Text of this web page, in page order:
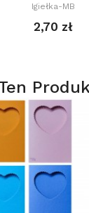
Igiełka-MB
2,70 zł